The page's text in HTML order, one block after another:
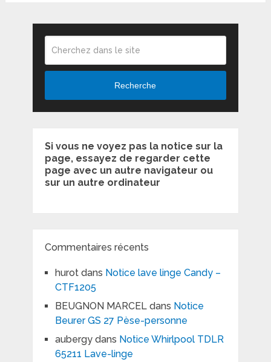
Recherche
Si vous ne voyez pas la notice sur la
page, essayez de regarder cette
page avec un autre navigateur ou
sur un autre ordinateur
Commentaires récents
hurotdans Notice lave linge Candy –
CTF1205
BEUGNON MARCELdans Notice
Beurer GS 27 Pèse-personne
aubergydans Notice Whirlpool TDLR
65211 Lave-linge